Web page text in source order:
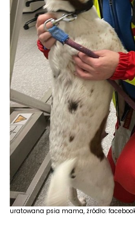
uratowana psia mama, źródło: